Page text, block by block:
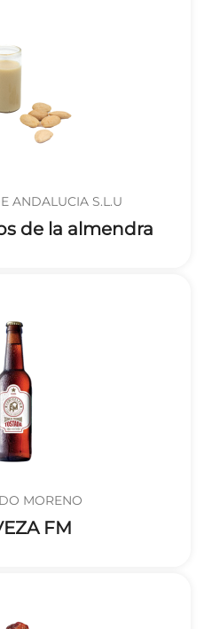
ANDALUCIA S.L.U
de la almendra
MORENO
FM